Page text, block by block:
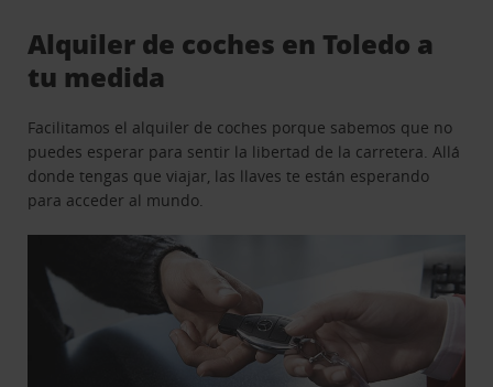
Alquiler de coches en Toledo a
tu medida
Facilitamos el alquiler de coches porque sabemos que no
puedes esperar para sentir la libertad de la carretera. Allá
donde tengas que viajar, las llaves te están esperando
para acceder al mundo.